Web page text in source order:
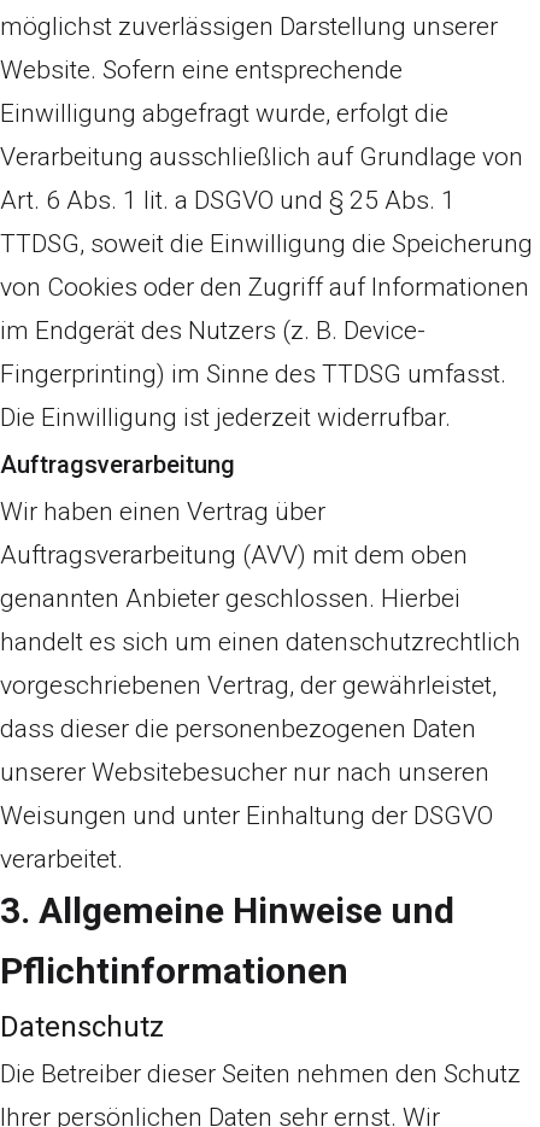
möglichst zuverlässigen Darstellung unserer
Website. Sofern eine entsprechende
Einwilligung abgefragt wurde, erfolgt die
Verarbeitung ausschließlich auf Grundlage von
Art. 6 Abs. 1 lit. a DSGVO und § 25 Abs. 1
TTDSG, soweit die Einwilligung die Speicherung
von Cookies oder den Zugriff auf Informationen
im Endgerät des Nutzers (z. B. Device-
Fingerprinting) im Sinne des TTDSG umfasst.
Die Einwilligung ist jederzeit widerrufbar.
Auftragsverarbeitung
Wir haben einen Vertrag über
Auftragsverarbeitung (AVV) mit dem oben
genannten Anbieter geschlossen. Hierbei
handelt es sich um einen datenschutzrechtlich
vorgeschriebenen Vertrag, der gewährleistet,
dass dieser die personenbezogenen Daten
unserer Websitebesucher nur nach unseren
Weisungen und unter Einhaltung der DSGVO
verarbeitet.
3. Allgemeine Hinweise und
Pflicht­informationen
Datenschutz
Die Betreiber dieser Seiten nehmen den Schutz
Ihrer persönlichen Daten sehr ernst. Wir